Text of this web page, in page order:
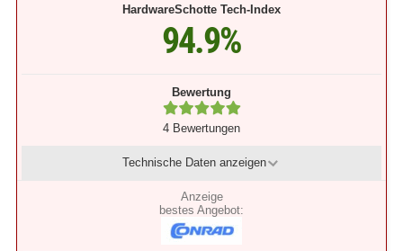
HardwareSchotte Tech-Index
94.9%
Bewertung
4 Bewertungen
Technische Daten anzeigen
bestes Angebot: